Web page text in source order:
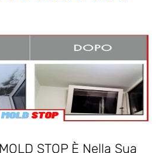
STOP È Nella Sua